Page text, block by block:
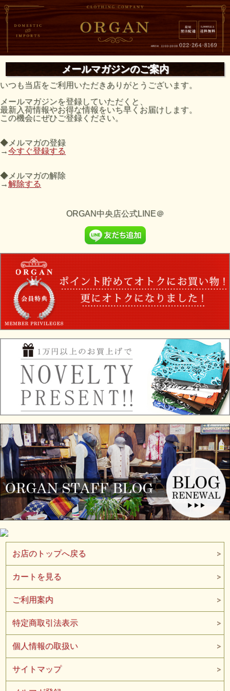
メールマガジンのご案内
いつも当店をご利用いただきありがとうございます。
メールマガジンを登録していただくと、
最新入荷情報やお得な情報をいち早くお届けします。
この機会にぜひご登録ください。
◆メルマガの登録
→今すぐ登録する
◆メルマガの解除
→解除する
ORGAN中央店公式LINE＠
お店のトップへ戻る
カートを見る
ご利用案内
特定商取引法表示
個人情報の取扱い
サイトマップ